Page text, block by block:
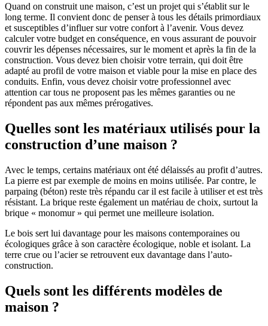
Quand on construit une maison, c’est un projet qui s’établit sur le
long terme. Il convient donc de penser à tous les détails primordiaux
et susceptibles d’influer sur votre confort à l’avenir. Vous devez
calculer votre budget en conséquence, en vous assurant de pouvoir
couvrir les dépenses nécessaires, sur le moment et après la fin de la
construction. Vous devez bien choisir votre terrain, qui doit être
adapté au profil de votre maison et viable pour la mise en place des
conduits. Enfin, vous devez choisir votre professionnel avec
attention car tous ne proposent pas les mêmes garanties ou ne
répondent pas aux mêmes prérogatives.
Quelles sont les matériaux utilisés pour la
construction d’une maison ?
Avec le temps, certains matériaux ont été délaissés au profit d’autres.
La pierre est par exemple de moins en moins utilisée. Par contre, le
parpaing (béton) reste très répandu car il est facile à utiliser et est très
résistant. La brique reste également un matériau de choix, surtout la
brique « monomur » qui permet une meilleure isolation.
Le bois sert lui davantage pour les maisons contemporaines ou
écologiques grâce à son caractère écologique, noble et isolant. La
terre crue ou l’acier se retrouvent eux davantage dans l’auto-
construction.
Quels sont les différents modèles de
maison ?